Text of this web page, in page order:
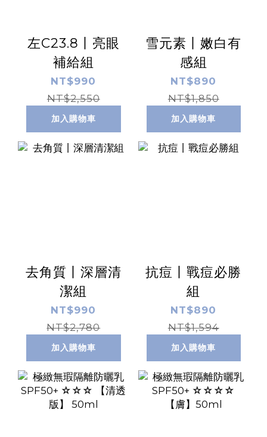
左C23.8丨亮眼
補給組
NT$990
NT$2,550
加入購物車
雪元素丨嫩白有
感組
NT$890
NT$1,850
加入購物車
去角質丨深層清
潔組
NT$990
NT$2,780
加入購物車
抗痘丨戰痘必勝
組
NT$890
NT$1,594
加入購物車